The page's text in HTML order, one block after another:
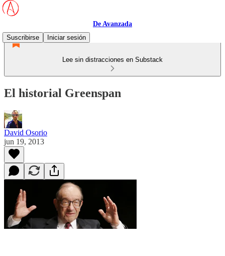
De Avanzada
Suscribirse
Iniciar sesión
Lee sin distracciones en Substack
El historial Greenspan
David Osorio
jun 19, 2013